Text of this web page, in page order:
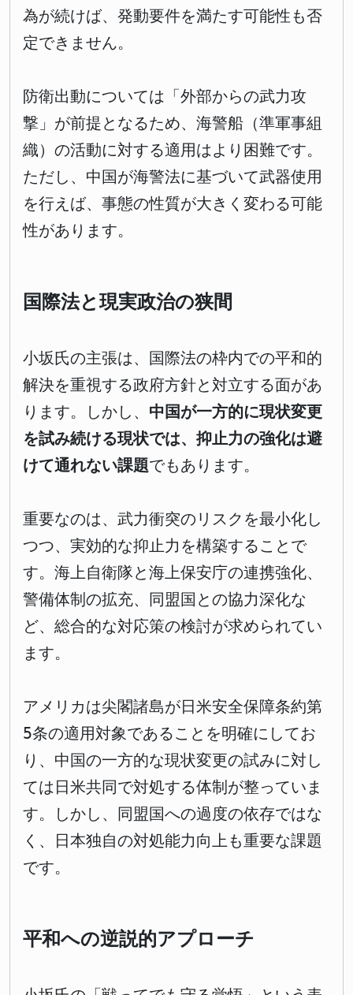
為が続けば、発動要件を満たす可能性も否
定できません。
防衛出動については「外部からの武力攻
撃」が前提となるため、海警船（準軍事組
織）の活動に対する適用はより困難です。
ただし、中国が海警法に基づいて武器使用
を行えば、事態の性質が大きく変わる可能
性があります。
国際法と現実政治の狭間
小坂氏の主張は、国際法の枠内での平和的
解決を重視する政府方針と対立する面があ
ります。しかし、 中国が一方的に現状変更
を試み続ける現状では、抑止力の強化は避
けて通れない課題でもあります。
重要なのは、武力衝突のリスクを最小化し
つつ、実効的な抑止力を構築することで
す。海上自衛隊と海上保安庁の連携強化、
警備体制の拡充、同盟国との協力深化な
ど、総合的な対応策の検討が求められてい
ます。
アメリカは尖閣諸島が日米安全保障条約第
5条の適用対象であることを明確にしてお
り、中国の一方的な現状変更の試みに対し
ては日米共同で対処する体制が整っていま
す。しかし、同盟国への過度の依存ではな
く、日本独自の対処能力向上も重要な課題
です。
平和への逆説的アプローチ